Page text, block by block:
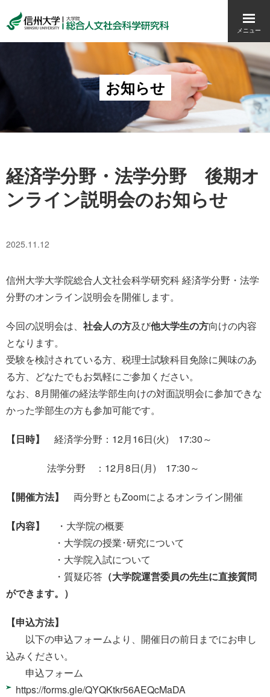
お知らせ
経済学分野・法学分野 後期オ
ンライン説明会のお知らせ
2025.11.12
信州大学大学院総合人文社会科学研究科 経済学分野・法学
分野のオンライン説明会を開催します。
今回の説明会は、 社会人の方及び他大学生の方向けの内容
となります。
受験を検討されている方、税理士試験科目免除に興味のあ
る方、どなたでもお気軽にご参加ください。
なお、8月開催の経法学部生向けの対面説明会に参加できな
かった学部生の方も参加可能です。
【日時】 経済学分野：12月16日(火) 17:30～
法学分野 ：12月8日(月) 17:30～
【開催方法】 両分野ともZoomによるオンライン開催
【内容】
・大学院の概要
・大学院の授業･研究について
・大学院入試について
・質疑応答 （大学院運営委員の先生に直接質問
ができます。）
【申込方法】
以下の申込フォームより、開催日の前日までにお申し
込みください。
申込フォーム
https://forms.gle/QYQKtkr56AEQcMaDA
メニュー